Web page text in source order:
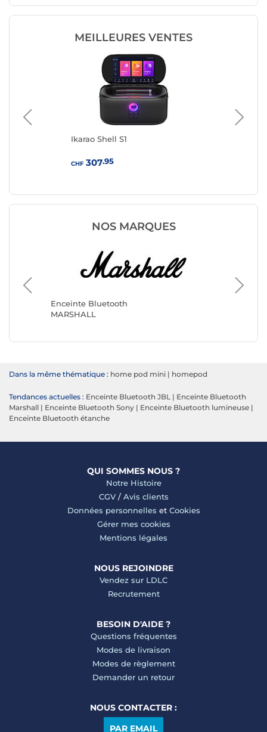
MEILLEURES VENTES
Ikarao Shell S1
CHF307.95
NOS MARQUES
Enceinte Bluetooth
MARSHALL
Audio
Dans la même thématique : home pod mini | homepod
Tendances actuelles : Enceinte Bluetooth JBL | Enceinte Bluetooth
Marshall | Enceinte Bluetooth Sony | Enceinte Bluetooth lumineuse |
Enceinte Bluetooth étanche
QUI SOMMES NOUS ?
Notre Histoire
CGV/ Avis clients
Données personnelles et Cookies
Gérer mes cookies
Mentions légales
NOUS REJOINDRE
Vendez sur LDLC
Recrutement
BESOIN D'AIDE ?
Questions fréquentes
Modes de livraison
Modes de règlement
Demander un retour
NOUS CONTACTER :
PAR EMAIL